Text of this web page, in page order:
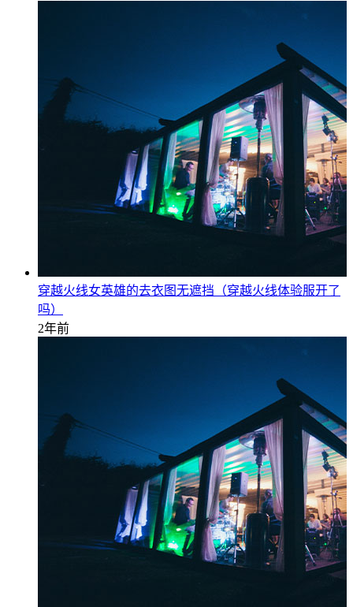
穿越火线女英雄的去衣图无遮挡（穿越火线体验服开了
吗）
2年前